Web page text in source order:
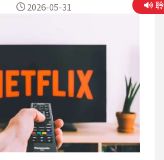
2026-05-31